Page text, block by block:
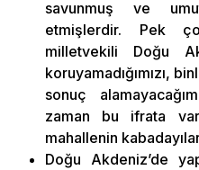
savunmuş ve
etmişlerdir. Pek
milletvekili Doğu
koruyamadığımızı,
sonuç
zaman bu ifrata
mahallenin
Doğu Akdeniz’de